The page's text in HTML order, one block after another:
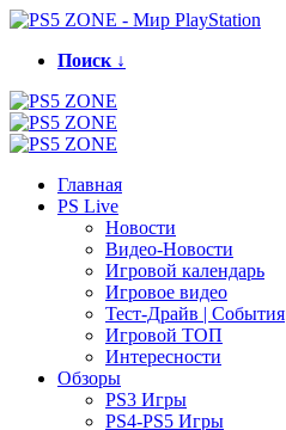
Поиск ↓
Главная
PS Live
Новости
Видео-Новости
Игровой календарь
Игровое видео
Тест-Драйв | События
Игровой ТОП
Интересности
Обзоры
PS3 Игры
PS4-PS5 Игры